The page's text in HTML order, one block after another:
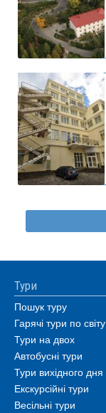
Тури
Пошук туру
Гарячі тури по світу
Тури на двох
Автобусні тури
Тури вихідного дня
Екскурсійні тури
Весільні тури